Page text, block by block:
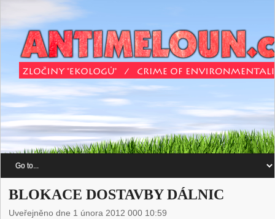
BLOKACE DOSTAVBY DÁLNIC
Uveřejněno dne 1 února 2012 000 10:59